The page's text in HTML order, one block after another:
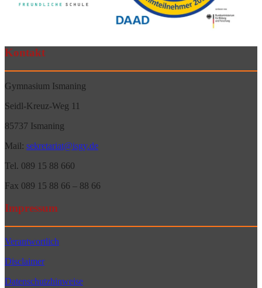
Kontakt
Gymnasium Ismaning
Seidl-Kreuz-Weg 11
85737 Ismaning
Mail: sekretariat@isgy.de
Tel. 089 15 88 660
Fax 089 15 88 66 – 88 66
Impressum
Verantwortlich
Disclaimer
Datenschutzhinweise